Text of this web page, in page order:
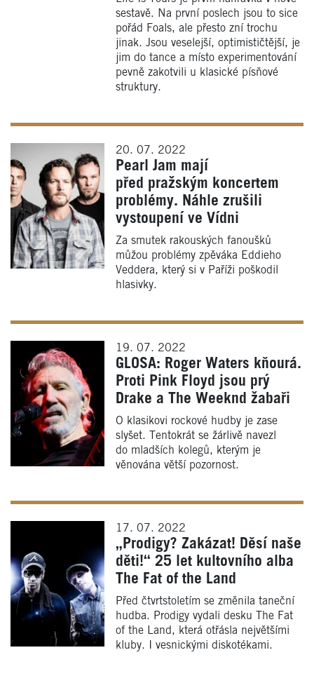
sestavě. Na první poslech jsou to sice
pořád Foals, ale přesto zní trochu
jinak. Jsou veselejší, optimističtější, je
jim do tance a místo experimentování
pevně zakotvili u klasické písňové
struktury.
20. 07. 2022
Pearl Jam mají
před pražským koncertem
problémy. Náhle zrušili
vystoupení ve Vídni
Za smutek rakouských fanoušků
můžou problémy zpěváka Eddieho
Veddera, který si v Paříži poškodil
hlasivky.
19. 07. 2022
GLOSA: Roger Waters kňourá.
Proti Pink Floyd jsou prý
Drake a The Weeknd žabaři
O klasikovi rockové hudby je zase
slyšet. Tentokrát se žárlivě navezl
do mladších kolegů, kterým je
věnována větší pozornost.
17. 07. 2022
„Prodigy? Zakázat! Děsí naše
děti!“ 25 let kultovního alba
The Fat of the Land
Před čtvrtstoletím se změnila taneční
hudba. Prodigy vydali desku The Fat
of the Land, která otřásla největšími
kluby. I vesnickými diskotékami.